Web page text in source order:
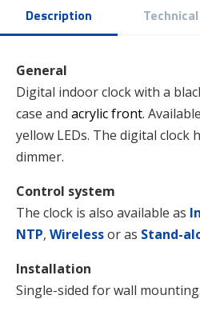
Description
General
Digital indoor clock with a
case and acrylic front.
yellow LEDs. The digital clock
dimmer.
Control system
The clock is also available as
NTP, Wirelessor as Stand-
Installation
Single-sided for wall mounting.